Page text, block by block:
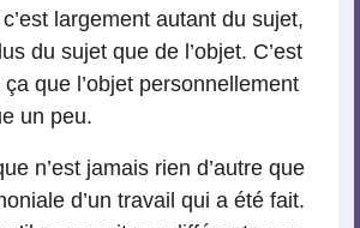
largement autant du sujet,
du sujet que de l’objet. C’est
que l’objet personnellement
un peu.
n’est jamais rien d’autre que
d’un travail qui a été fait.